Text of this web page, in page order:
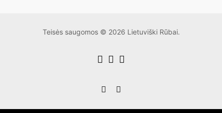
Teisės saugomos © 2026 Lietuviški Rūbai.